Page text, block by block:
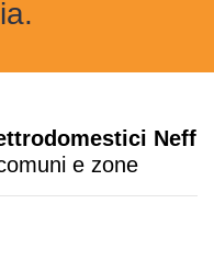
Neff
e zone